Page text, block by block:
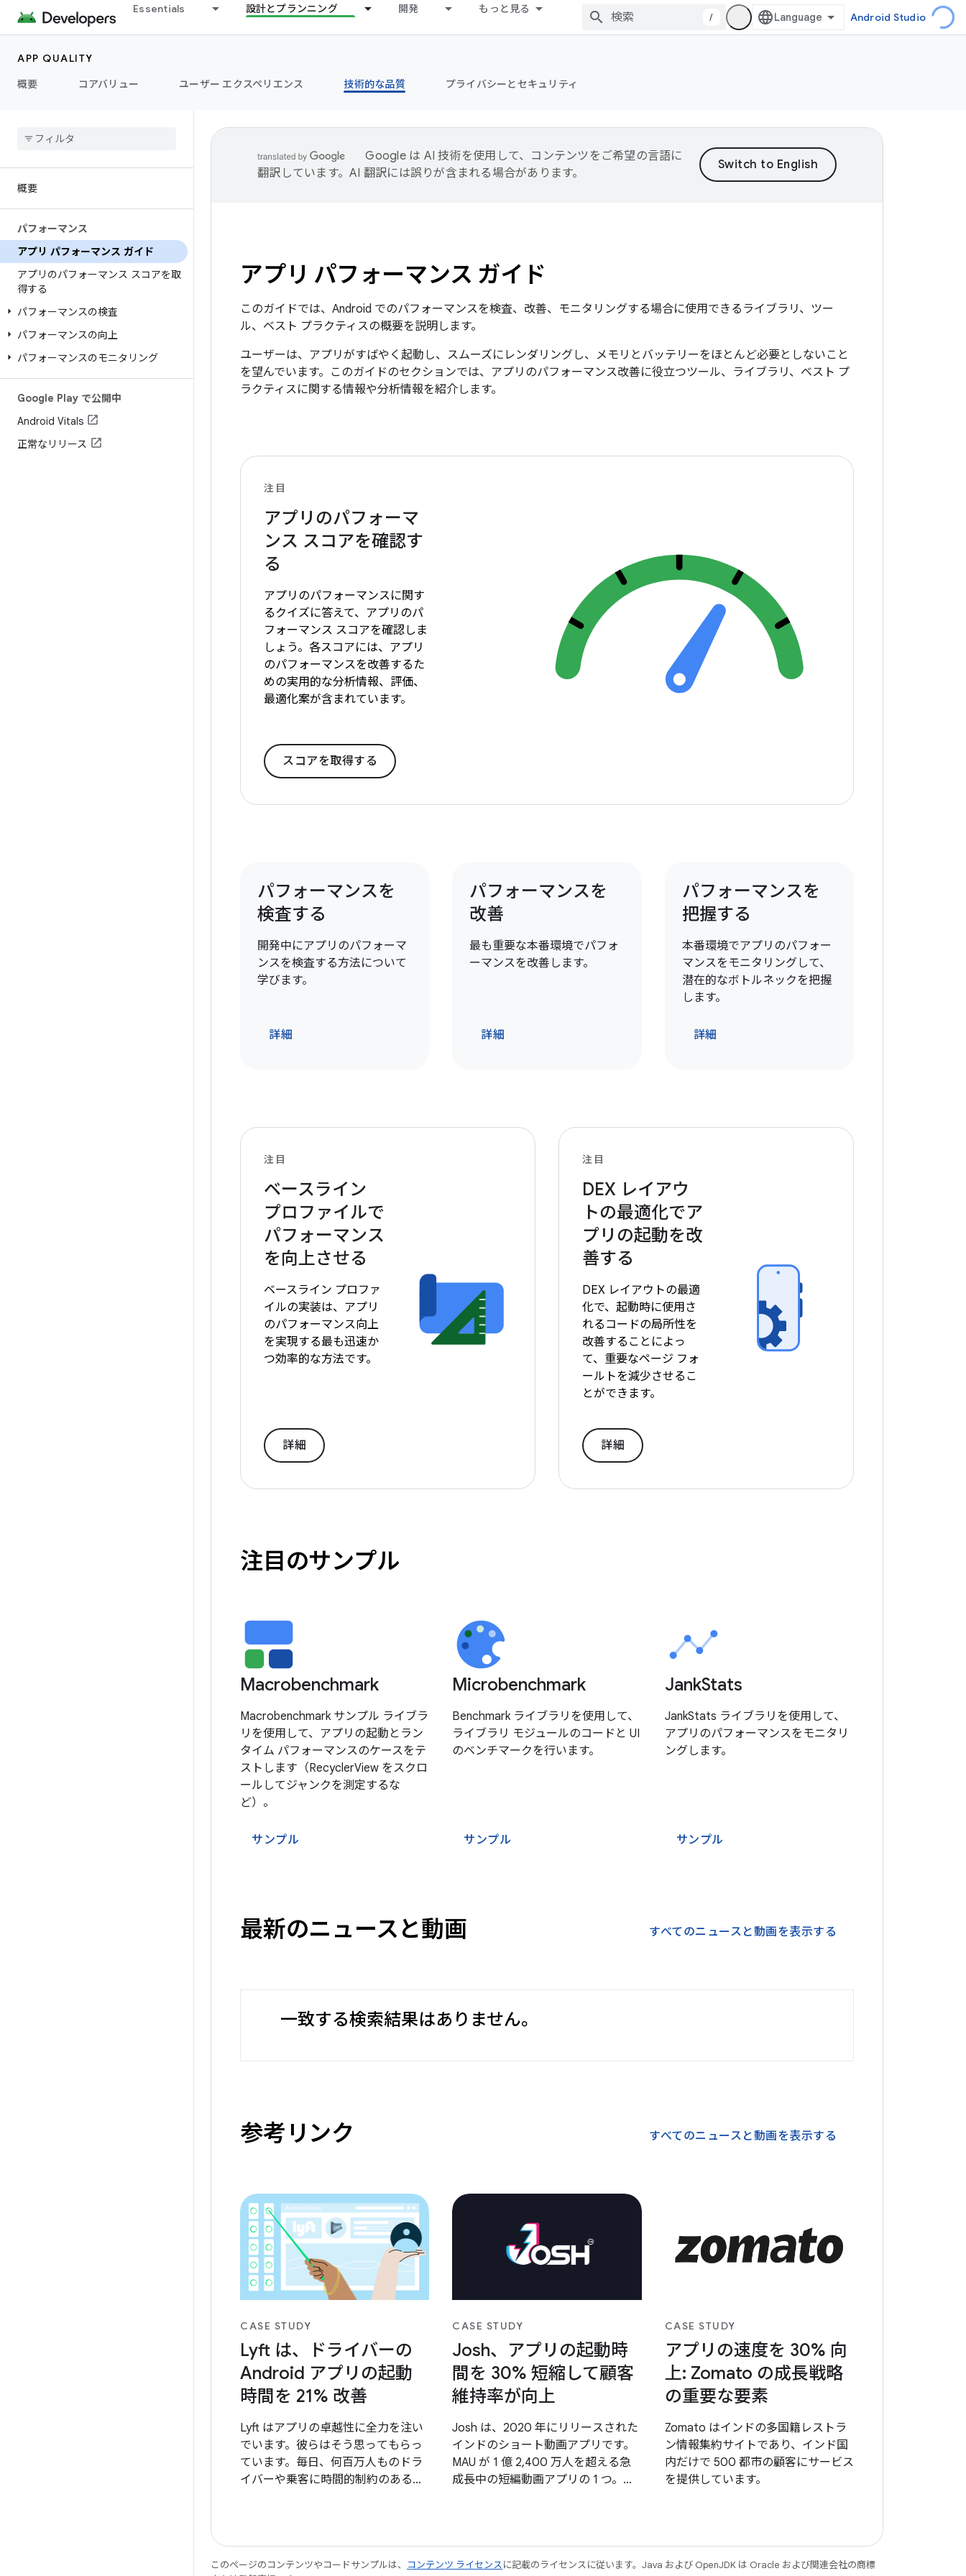
Essentials 設計とプランニング 開発 もっと見る
/ Android Studio
APP QUALITY
概要
コアバリュー ユーザー エクスペリエンス 技術的な品質 プライバシーとセキュリティ
概要
パフォーマンス
アプリ パフォーマンス ガイド
アプリのパフォーマンス スコアを取
得する
パフォーマンスの検査
パフォーマンスの向上
パフォーマンスのモニタリング
Google Play で公開中
Android Vitals
正常なリリース
Google は AI 技術を使用して、コンテンツをご希望の言語に
翻訳しています。AI 翻訳には誤りが含まれる場合があります。
アプリ パフォーマンス ガイド
このガイドでは、Android でのパフォーマンスを検査、改善、モニタリングする場合に使用できるライブラリ、ツー
ル、ベスト プラクティスの概要を説明します。
ユーザーは、アプリがすばやく起動し、スムーズにレンダリングし、メモリとバッテリーをほとんど必要としないこと
を望んでいます。このガイドのセクションでは、アプリのパフォーマンス改善に役立つツール、ライブラリ、ベスト プ
ラクティスに関する情報や分析情報を紹介します。
注目
アプリのパフォーマ
ンス スコアを確認す
る
アプリのパフォーマンスに関す
るクイズに答えて、アプリのパ
フォーマンス スコアを確認しま
しょう。各スコアには、アプリ
のパフォーマンスを改善するた
めの実用的な分析情報、評価、
最適化案が含まれています。
スコアを取得する
パフォーマンスを
検査する
開発中にアプリのパフォーマ
ンスを検査する方法について
学びます。
詳細
パフォーマンスを
改善
最も重要な本番環境でパフォ
ーマンスを改善します。
詳細
パフォーマンスを
把握する
本番環境でアプリのパフォー
マンスをモニタリングして、
潜在的なボトルネックを把握
します。
詳細
注目
ベースライン
プロファイルで
パフォーマンス
を向上させる
ベースライン プロファ
イルの実装は、アプリ
のパフォーマンス向上
を実現する最も迅速か
つ効率的な方法です。
詳細
注目
DEX レイアウ
トの最適化でア
プリの起動を改
善する
DEX レイアウトの最適
化で、起動時に使用さ
れるコードの局所性を
改善することによっ
て、重要なページ フォ
ールトを減少させるこ
とができます。
詳細
注目のサンプル
Macrobenchmark
Macrobenchmark サンプル ライブラ
リを使用して、アプリの起動とラン
タイム パフォーマンスのケースをテ
ストします（RecyclerView をスクロ
ールしてジャンクを測定するな
ど）。
サンプル
Microbenchmark
Benchmark ライブラリを使用して、
ライブラリ モジュールのコードと UI
のベンチマークを行います。
サンプル
JankStats
JankStats ライブラリを使用して、
アプリのパフォーマンスをモニタリ
ングします。
サンプル
最新のニュースと動画 すべてのニュースと動画を表示する
一致する検索結果はありません。
参考リンク すべてのニュースと動画を表示する
CASE STUDY
Lyft は、ドライバーの
Android アプリの起動
時間を 21% 改善
Lyft はアプリの卓越性に全力を注い
でいます。彼らはそう思ってもらっ
ています。毎日、何百万人ものドラ
イバーや乗客に時間的制約のある重
摩擦を生みます。
CASE STUDY
Josh、アプリの起動時
間を 30% 短縮して顧客
維持率が向上
Josh は、2020 年にリリースされた
インドのショート動画アプリです。
MAU が 1 億 2,400 万人を超える急
成長中の短編動画アプリの 1 つ。さ
ンスを維持することが成功の鍵。ア
プリの起動時間を短縮し、アプリを
CASE STUDY
アプリの速度を 30% 向
上: Zomato の成長戦略
の重要な要素
Zomato はインドの多国籍レストラ
ン情報集約サイトであり、インド国
内だけで 500 都市の顧客にサービス
を提供しています。
このページのコンテンツやコードサンプルは、 コンテンツ ライセンスに記載のライセンスに従います。Java および OpenJDK は Oracle および関連会社の商標